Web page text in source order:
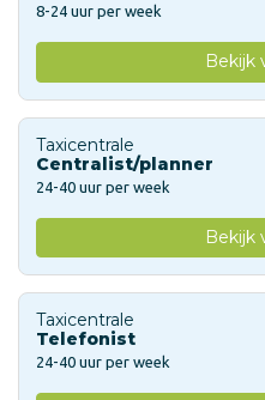
8-24 uur per week
Bekijk
Taxicentrale
Centralist/planner
24-40 uur per week
Bekijk
Taxicentrale
Telefonist
24-40 uur per week